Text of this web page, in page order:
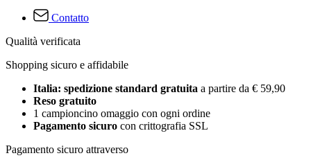
Contatto
Qualità verificata
Shopping sicuro e affidabile
Italia: spedizione standard gratuita a partire da € 59,90
Reso gratuito
1 campioncino omaggio con ogni ordine
Pagamento sicuro con crittografia SSL
Pagamento sicuro attraverso